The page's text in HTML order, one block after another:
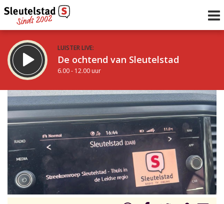
LUISTER LIVE:
De ochtend van Sleutelstad
6.00 - 12.00 uur
STRAKS:
De middag van Sleutelstad
12.00 - 18.00 uur
Vorig uur
uur 1 van 0 Volgend uur